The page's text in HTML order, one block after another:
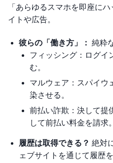
「あらゆるスマホを即座に
イトや広告。
彼らの「働き方」： 純粋
フィッシング：ログイ
む。
マルウェア：スパイウ
染させる。
前払い詐欺：決して提
して前払い料金を請求。
履歴は取得できる？ 絶対
ェブサイトを通じて履歴